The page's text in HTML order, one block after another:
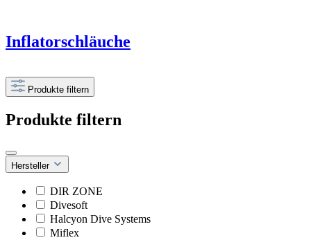
Inflatorschläuche
Produkte filtern
Produkte filtern
Hersteller
DIR ZONE
Divesoft
Halcyon Dive Systems
Miflex